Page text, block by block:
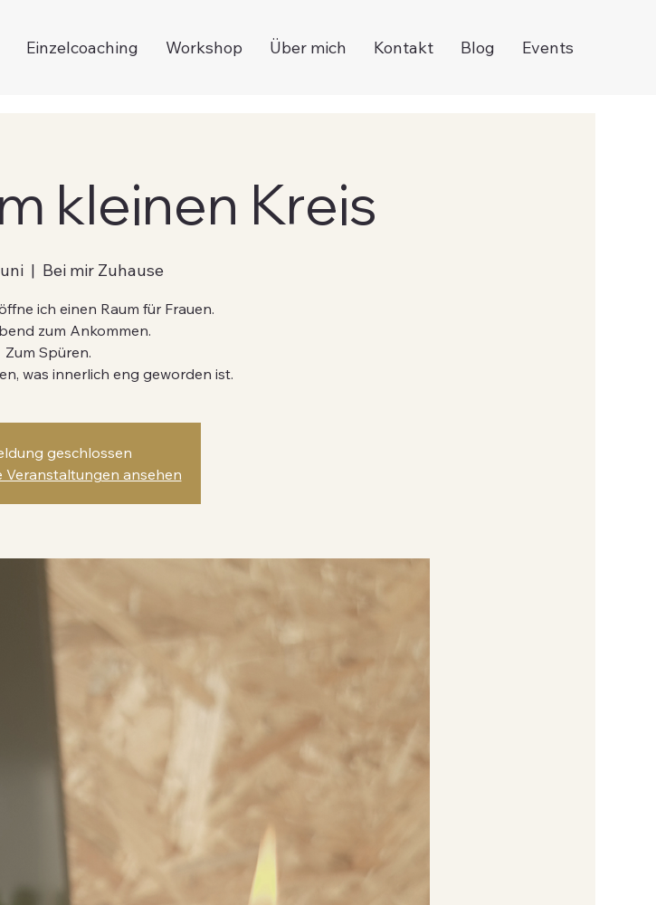
Einzelcoaching Workshop Über mich Kontakt Blog Events
kleinen Kreis
  |
Bei mir Zuhause
ich einen Raum für Frauen.
zum Ankommen.
Zum Spüren.
was innerlich eng geworden ist.
geschlossen
Veranstaltungen ansehen